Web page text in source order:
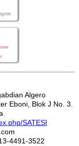
Algero
Eboni, Blok J No. 3.
SATESI
4491-3522